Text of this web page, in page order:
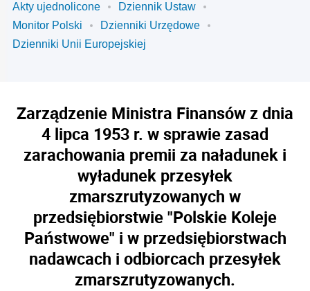
Akty ujednolicone
Dziennik Ustaw
Monitor Polski
Dzienniki Urzędowe
Dzienniki Unii Europejskiej
Zarządzenie Ministra Finansów z dnia
4 lipca 1953 r. w sprawie zasad
zarachowania premii za naładunek i
wyładunek przesyłek
zmarszrutyzowanych w
przedsiębiorstwie "Polskie Koleje
Państwowe" i w przedsiębiorstwach
nadawcach i odbiorcach przesyłek
zmarszrutyzowanych.